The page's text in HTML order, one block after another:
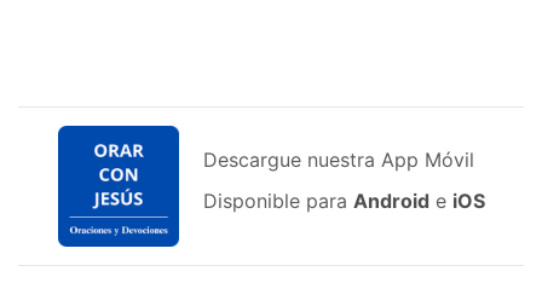
Descargue nuestra App Móvil
Disponible para Android e iOS